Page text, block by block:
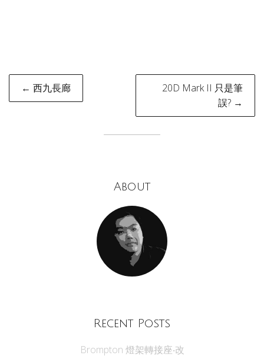
Post
navigation
← 西九長廊
20D Mark II 只是筆
誤? →
About
Recent Posts
Brompton 燈架轉接座‧改